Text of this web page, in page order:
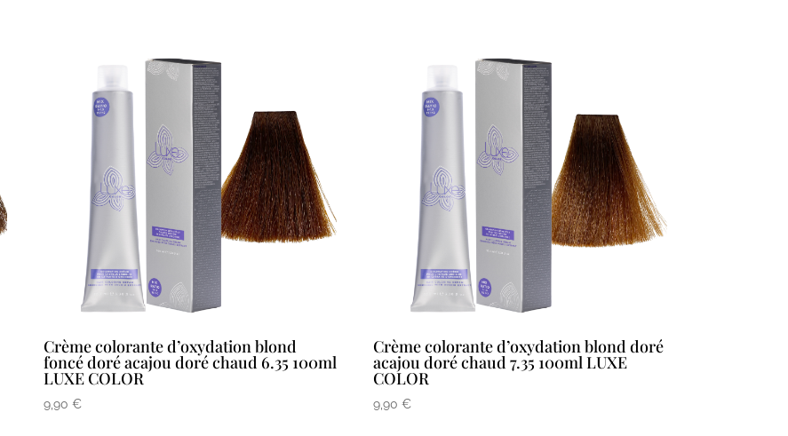
Crème colorante d’oxydation blond
foncé doré acajou doré chaud 6.35 100ml
LUXE COLOR
9,90 €
Crème colorante d’oxydation blond doré
acajou doré chaud 7.35 100ml LUXE
COLOR
9,90€